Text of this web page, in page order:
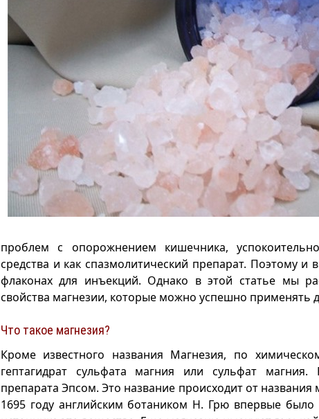
проблем с опорожнением кишечника,
средства и как спазмолитический препарат. Поэтому
флаконах для инъекций. Однако в этой статье мы
свойства магнезии, которые можно успешно применять
Что такое магнезия?
Кроме известного названия Магнезия, по
гептагидрат сульфата магния или сульфат
препарата Эпсом. Это название происходит от
1695 году английским ботаником Н. Грю впервые